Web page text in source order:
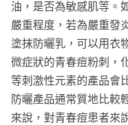
油，是否為敏感肌等。
嚴重程度，若為嚴重發
塗抹防曬乳，可以用衣
微症狀的青春痘粉刺，
等刺激性元素的產品會
防曬產品通常質地比較
來說，對青春痘患者來